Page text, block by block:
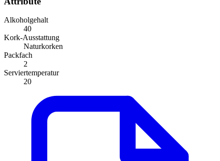
Alkoholgehalt
40
Kork-Ausstattung
Naturkorken
Packfach
2
Serviertemperatur
20